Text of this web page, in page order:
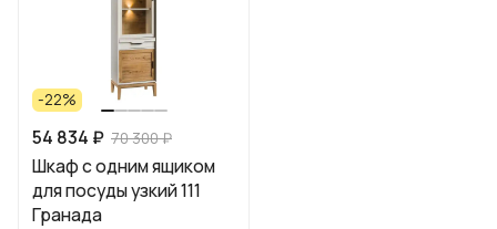
-22%
54 834 ₽ 70 300 ₽
Шкаф с одним ящиком
для посуды узкий 111
Гранада